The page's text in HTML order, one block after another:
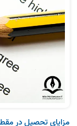
مزایای تحصیل در